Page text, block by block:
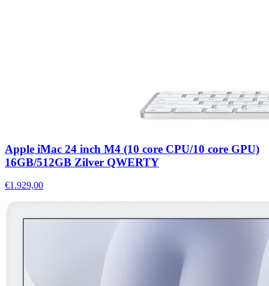
Apple iMac 24 inch M4 (10 core CPU/10 core GPU)
16GB/512GB Zilver QWERTY
€1.929,00